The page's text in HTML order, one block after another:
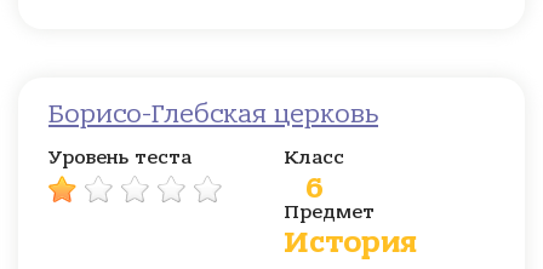
Борисо-Глебская церковь
Уровень теста Класс
6
Предмет
История